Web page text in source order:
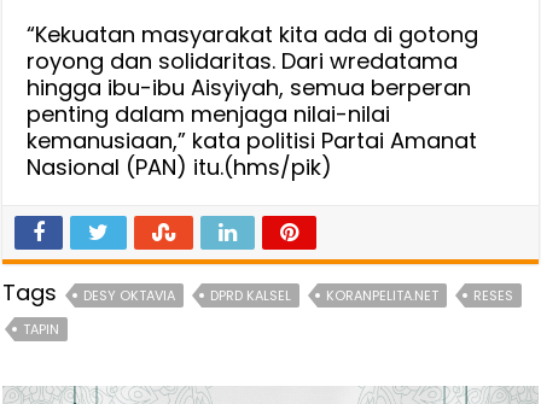
“Kekuatan masyarakat kita ada di gotong
royong dan solidaritas. Dari wredatama
hingga ibu-ibu Aisyiyah, semua berperan
penting dalam menjaga nilai-nilai
kemanusiaan,” kata politisi Partai Amanat
Nasional (PAN) itu.(hms/pik)
Tags DESY OKTAVIA DPRD KALSEL KORANPELITA.NET
RESES
TAPIN